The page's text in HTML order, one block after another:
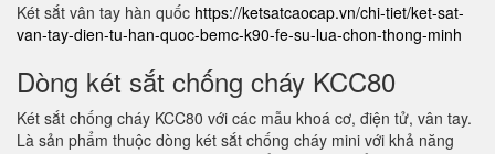
Két sắt vân tay hàn quốc https://ketsatcaocap.vn/chi-tiet/ket-sat-
van-tay-dien-tu-han-quoc-bemc-k90-fe-su-lua-chon-thong-minh
Dòng két sắt chống cháy KCC80
Két sắt chống cháy KCC80 với các mẫu khoá cơ, điện tử, vân tay.
Là sản phẩm thuộc dòng két sắt chống cháy mini với khả năng